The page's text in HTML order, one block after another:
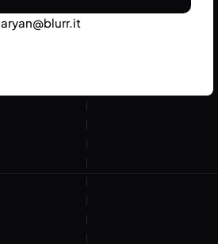
aryan@blurr.it